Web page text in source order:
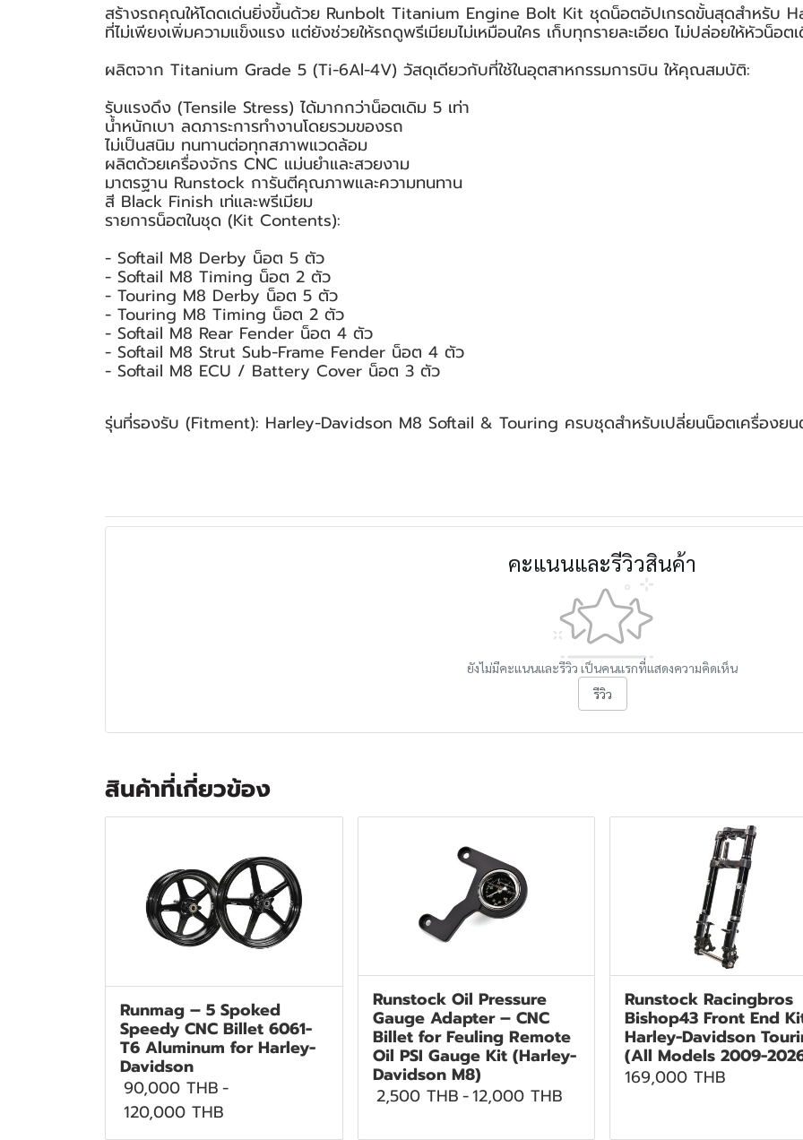
สร้างรถคุณให้โดดเด่นยิ่งขึ้นด้วย Runbolt Titanium Engine Bolt Kit ชุดน็อตอัปเกรดขั้นสุดสำหรับ
ที่ไม่เพียงเพิ่มความแข็งแรง แต่ยังช่วยให้รถดูพรีเมียมไม่เหมือนใคร เก็บทุกรายละเอียด ไม่ปล่อยให้หัวน็อ
ผลิตจาก Titanium Grade 5 (Ti-6Al-4V) วัสดุเดียวกับที่ใช้ในอุตสาหกรรมการบิน ให้คุณสมบัติ:
รับแรงดึง (Tensile Stress) ได้มากกว่าน็อตเดิม 5 เท่า
น้ำหนักเบา ลดภาระการทำงานโดยรวมของรถ
ไม่เป็นสนิม ทนทานต่อทุกสภาพแวดล้อม
ผลิตด้วยเครื่องจักร CNC แม่นยำและสวยงาม
มาตรฐาน Runstock การันตีคุณภาพและความทนทาน
สี Black Finish เท่และพรีเมียม
รายการน็อตในชุด (Kit Contents):
- Softail M8 Derby น็อต 5 ตัว
- Softail M8 Timing น็อต 2 ตัว
- Touring M8 Derby น็อต 5 ตัว
- Touring M8 Timing น็อต 2 ตัว
- Softail M8 Rear Fender น็อต 4 ตัว
- Softail M8 Strut Sub-Frame Fender น็อต 4 ตัว
- Softail M8 ECU / Battery Cover น็อต 3 ตัว
รุ่นที่รองรับ (Fitment): Harley-Davidson M8 Softail & Touring ครบชุดสำหรับเปลี่ยนน็อตเครื่องย
คะแนนและรีวิวสินค้า
ยังไม่มีคะแนนและรีวิว เป็นคนแรกที่แสดงความคิดเห็น
รีวิว
สินค้าที่เกี่ยวข้อง
Runmag – 5 Spoked
Speedy CNC Billet 6061-
T6 Aluminum for Harley-
Davidson
90,000 THB-
120,000 THB
Runstock Oil Pressure
Gauge Adapter – CNC
Billet for Feuling Remote
Oil PSI Gauge Kit (Harley-
Davidson M8)
2,500 THB-12,000 THB
Runstock Racingbros
Bishop43 Front End
Harley-Davidson
(All Models 2009-
169,000 THB